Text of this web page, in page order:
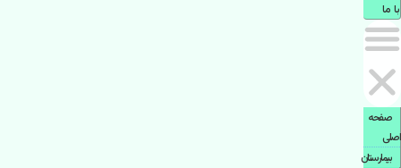
با ما
صفحه
اصلی
بيمارستان